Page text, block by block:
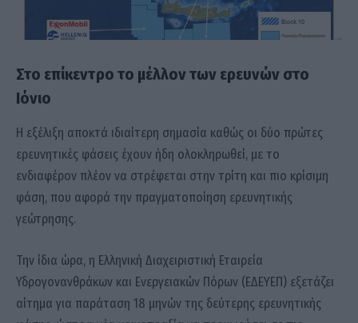
Στο επίκεντρο το μέλλον των ερευνών στο
Ιόνιο
Η εξέλιξη αποκτά ιδιαίτερη σημασία καθώς οι δύο πρώτες
ερευνητικές φάσεις έχουν ήδη ολοκληρωθεί, με το
ενδιαφέρον πλέον να στρέφεται στην τρίτη και πιο κρίσιμη
φάση, που αφορά την πραγματοποίηση ερευνητικής
γεώτρησης.
Την ίδια ώρα, η Ελληνική Διαχειριστική Εταιρεία
Υδρογονανθράκων και Ενεργειακών Πόρων (ΕΔΕΥΕΠ) εξετάζει
αίτημα για παράταση 18 μηνών της δεύτερης ερευνητικής